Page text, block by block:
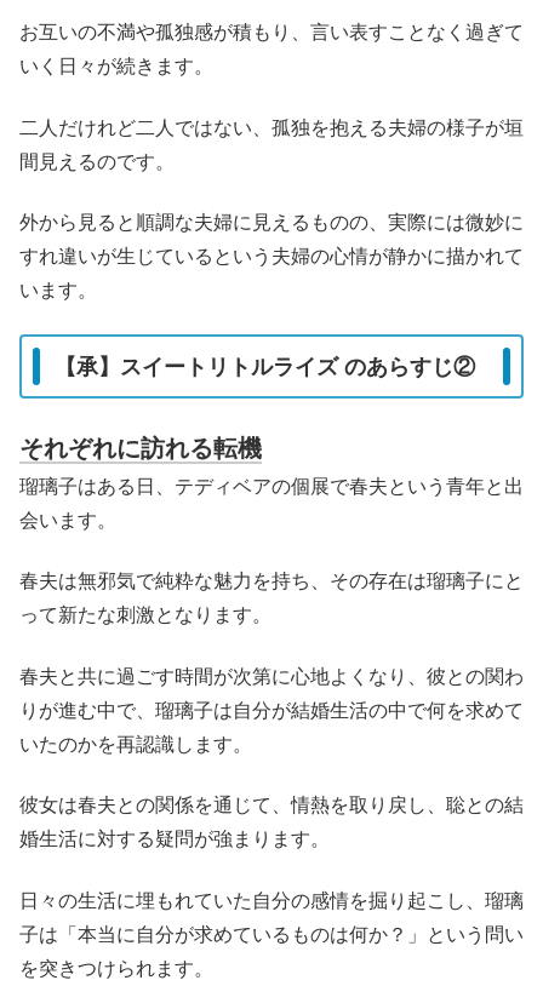
お互いの不満や孤独感が積もり、言い表すことなく過ぎて
いく日々が続きます。
二人だけれど二人ではない、孤独を抱える夫婦の様子が垣
間見えるのです。
外から見ると順調な夫婦に見えるものの、実際には微妙に
すれ違いが生じているという夫婦の心情が静かに描かれて
います。
【承】スイートリトルライズ のあらすじ②
それぞれに訪れる転機
瑠璃子はある日、テディベアの個展で春夫という青年と出
会います。
春夫は無邪気で純粋な魅力を持ち、その存在は瑠璃子にと
って新たな刺激となります。
春夫と共に過ごす時間が次第に心地よくなり、彼との関わ
りが進む中で、瑠璃子は自分が結婚生活の中で何を求めて
いたのかを再認識します。
彼女は春夫との関係を通じて、情熱を取り戻し、聡との結
婚生活に対する疑問が強まります。
日々の生活に埋もれていた自分の感情を掘り起こし、瑠璃
子は「本当に自分が求めているものは何か？」という問い
を突きつけられます。